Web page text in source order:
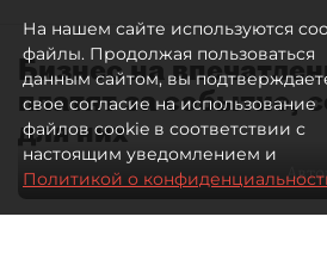
Бизнес на
платят за событие,
для них
На нашем сайте используются
файлы. Продолжая пользоваться
данным сайтом, вы
свое согласие на использование
файлов cookie в соответствии с
настоящим уведомлением и
Политикой о